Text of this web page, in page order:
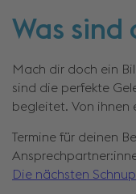
Was sind
Mach dir doch ein
sind die perfekte
begleitet. Von ihnen
Termine für deinen
Die nächsten